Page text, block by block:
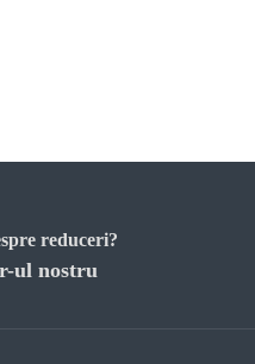
reduceri?
ul nostru